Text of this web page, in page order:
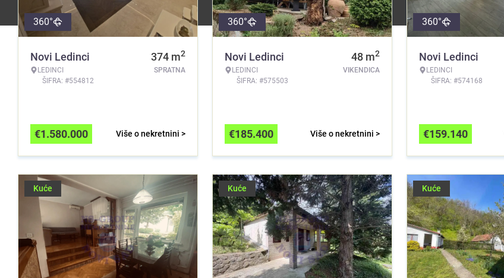
360°
Novi Ledinci
LEDINCI
ŠIFRA: #554812
374 m2
SPRATNA
Više o nekretnini >
€1.580.000
360°
Novi Ledinci
LEDINCI
ŠIFRA: #575503
48 m2
VIKENDICA
Više o nekretnini >
€185.400
360°
Novi Ledinci
LEDINCI
ŠIFRA: #574168
€159.140
Kuće Kuće Kuće